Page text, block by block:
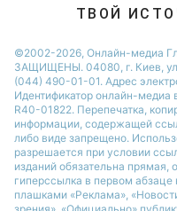
ТВОЙ
©2002-2026, Онлайн-медиа
ЗАЩИЩЕНЫ. 04080, г. Киев,
(044) 490-01-01. Адрес
Идентификатор онлайн-
R40-01822. Перепечатка,
информации, содержащей
либо виде запрещено.
разрешается при условии
изданий обязательна прямая,
гиперссылка в первом
плашками «Реклама»,